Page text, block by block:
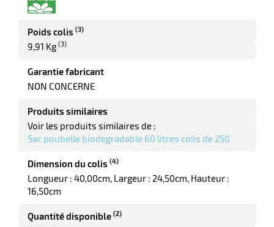
Poids colis (3)
9,91 Kg (3)
Garantie fabricant
NON CONCERNE
Produits similaires
Voir les produits similaires de :
Sac poubelle biodegradable 60 litres colis de 250
Dimension du colis (4)
Longueur : 40,00cm Largeur : 24,50cm Hauteur :
16,50cm
Quantité disponible (2)